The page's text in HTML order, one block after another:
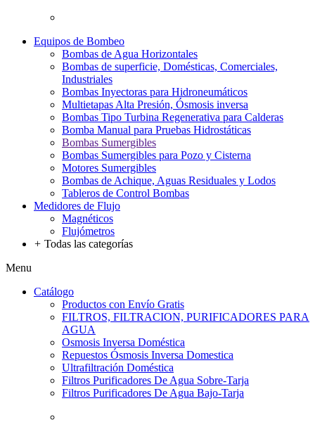
Equipos de Bombeo
Bombas de Agua Horizontales
Bombas de superficie, Domésticas, Comerciales,
Industriales
Bombas Inyectoras para Hidroneumáticos
Multietapas Alta Presión, Ósmosis inversa
Bombas Tipo Turbina Regenerativa para Calderas
Bomba Manual para Pruebas Hidrostáticas
Bombas Sumergibles
Bombas Sumergibles para Pozo y Cisterna
Motores Sumergibles
Bombas de Achique, Aguas Residuales y Lodos
Tableros de Control Bombas
Medidores de Flujo
Magnéticos
Flujómetros
+ Todas las categorías
Menu
Catálogo
Productos con Envío Gratis
FILTROS, FILTRACION, PURIFICADORES PARA
AGUA
Osmosis Inversa Doméstica
Repuestos Ósmosis Inversa Domestica
Ultrafiltración Doméstica
Filtros Purificadores De Agua Sobre-Tarja
Filtros Purificadores De Agua Bajo-Tarja